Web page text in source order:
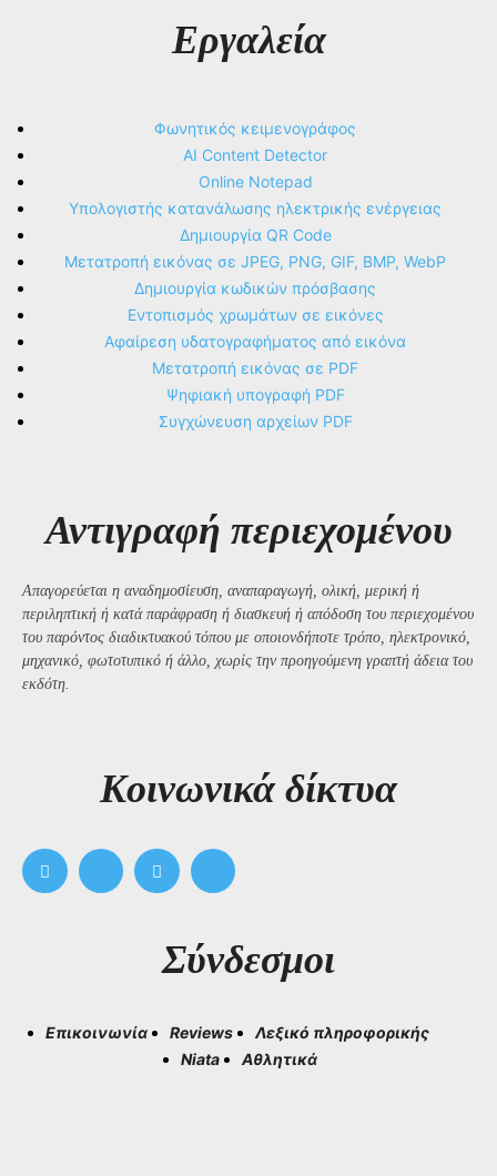
Εργαλεία
Φωνητικός κειμενογράφος
AI Content Detector
Online Notepad
Υπολογιστής κατανάλωσης ηλεκτρικής ενέργειας
Δημιουργία QR Code
Μετατροπή εικόνας σε JPEG, PNG, GIF, BMP, WebP
Δημιουργία κωδικών πρόσβασης
Εντοπισμός χρωμάτων σε εικόνες
Αφαίρεση υδατογραφήματος από εικόνα
Μετατροπή εικόνας σε PDF
Ψηφιακή υπογραφή PDF
Συγχώνευση αρχείων PDF
Αντιγραφή περιεχομένου
Απαγορεύεται η αναδημοσίευση, αναπαραγωγή, ολική, μερική ή
περιληπτική ή κατά παράφραση ή διασκευή ή απόδοση του περιεχομένου
του παρόντος διαδικτυακού τόπου με οποιονδήποτε τρόπο, ηλεκτρονικό,
μηχανικό, φωτοτυπικό ή άλλο, χωρίς την προηγούμενη γραπτή άδεια του
εκδότη.
Kοινωνικά δίκτυα
Σύνδεσμοι
Επικοινωνία Reviews
Λεξικό πληροφορικής
Niata
Αθλητικά